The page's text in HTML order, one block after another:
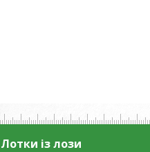
Лотки із лози